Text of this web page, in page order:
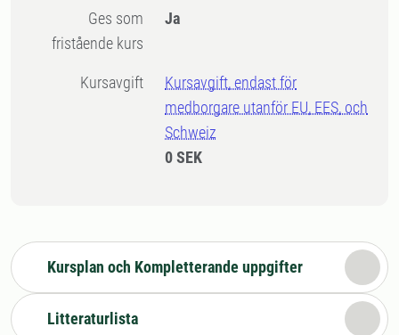
Ges som
fristående kurs
Ja
Kursavgift
Kursavgift, endast för
medborgare utanför EU, EES, och
Schweiz
0 SEK
Kursplan och Kompletterande uppgifter
Litteraturlista